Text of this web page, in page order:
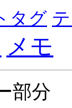
タグ
メモ
部分